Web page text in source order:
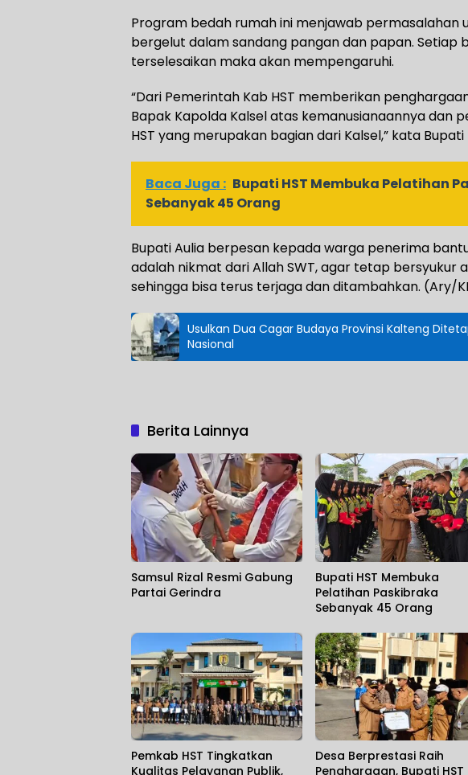
Program bedah rumah ini menjawab permasalahan
bergelut dalam sandang pangan dan papan. Setiap
terselesaikan maka akan mempengaruhi.
“Dari Pemerintah Kab HST memberikan
Bapak Kapolda Kalsel atas kemanusianaannya dan
HST yang merupakan bagian dari Kalsel,” kata Bupati
Baca Juga : Bupati HST Membuka Pelatihan
Sebanyak 45 Orang
Bupati Aulia berpesan kepada warga penerima
adalah nikmat dari Allah SWT, agar tetap bersyukur
sehingga bisa terus terjaga dan ditambahkan. (Ary/
Usulkan Dua Cagar Budaya Provinsi Kalteng
Nasional
Berita Lainnya
Samsul Rizal Resmi Gabung
Partai Gerindra
Bupati HST Membuka
Pelatihan Paskibraka
Sebanyak 45 Orang
Pemkab HST Tingkatkan
Kualitas Pelayanan Publik,
Desa Berprestasi Raih
Penghargaan, Bupati HST